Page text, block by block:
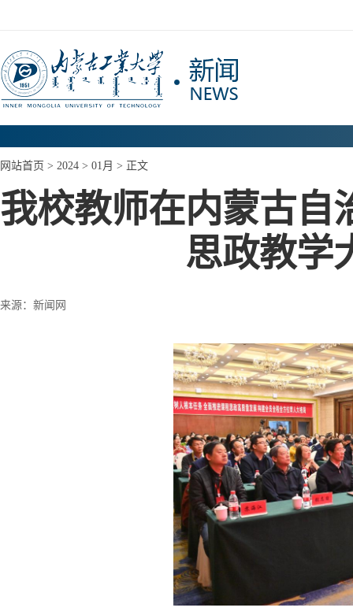
网站首页 > 2024 > 01月 > 正文
我校教师在内蒙古自
思政教学
来源：新闻网